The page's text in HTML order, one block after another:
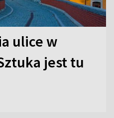
ulice w
jest tu